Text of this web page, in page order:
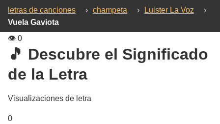
letras de canciones › champeta › Luister La Voz
›
Vuela Gaviota
👁️ 0
🎵 Descubre el Significado
de la Letra
Visualizaciones de letra
0